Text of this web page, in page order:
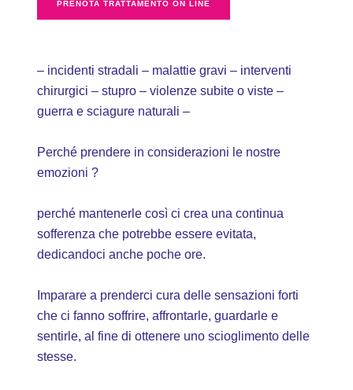
PRENOTA TRATTAMENTO ON LINE
– incidenti stradali – malattie gravi – interventi
chirurgici – stupro – violenze subite o viste –
guerra e sciagure naturali –
Perché prendere in considerazioni le nostre
emozioni ?
perché mantenerle così ci crea una continua
sofferenza che potrebbe essere evitata,
dedicandoci anche poche ore.
Imparare a prenderci cura delle sensazioni forti
che ci fanno soffrire, affrontarle, guardarle e
sentirle, al fine di ottenere uno scioglimento delle
stesse.